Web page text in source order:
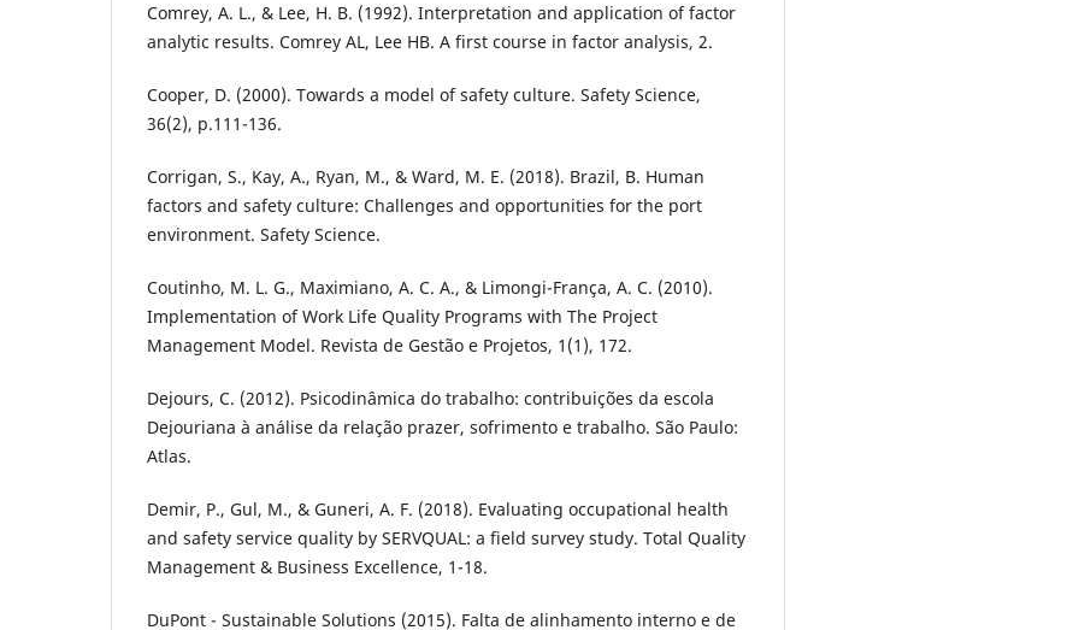
Comrey, A. L., & Lee, H. B. (1992). Interpretation and application of factor
analytic results. Comrey AL, Lee HB. A first course in factor analysis, 2.
Cooper, D. (2000). Towards a model of safety culture. Safety Science,
36(2), p.111-136.
Corrigan, S., Kay, A., Ryan, M., & Ward, M. E. (2018). Brazil, B. Human
factors and safety culture: Challenges and opportunities for the port
environment. Safety Science.
Coutinho, M. L. G., Maximiano, A. C. A., & Limongi-França, A. C. (2010).
Implementation of Work Life Quality Programs with The Project
Management Model. Revista de Gestão e Projetos, 1(1), 172.
Dejours, C. (2012). Psicodinâmica do trabalho: contribuições da escola
Dejouriana à análise da relação prazer, sofrimento e trabalho. São Paulo:
Atlas.
Demir, P., Gul, M., & Guneri, A. F. (2018). Evaluating occupational health
and safety service quality by SERVQUAL: a field survey study. Total Quality
Management & Business Excellence, 1-18.
DuPont - Sustainable Solutions (2015). Falta de alinhamento interno e de